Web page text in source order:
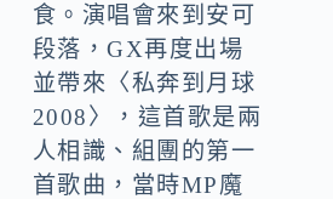
食。演唱會來到安可
段落，GX再度出場
並帶來〈私奔到月球
2008〉，這首歌是兩
人相識、組團的第一
首歌曲，當時MP魔